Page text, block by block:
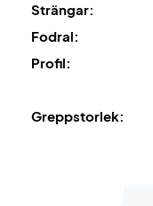
Strängar:
Fodral:
Profil:
Greppstorlek: